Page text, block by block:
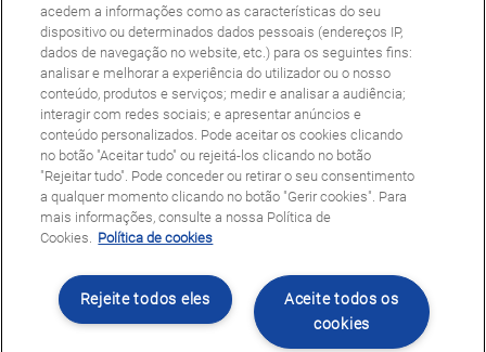
acedem a informações como as características do seu
dispositivo ou determinados dados pessoais (endereços IP,
dados de navegação no website, etc.) para os seguintes fins:
analisar e melhorar a experiência do utilizador ou o nosso
conteúdo, produtos e serviços; medir e analisar a audiência;
interagir com redes sociais; e apresentar anúncios e
conteúdo personalizados. Pode aceitar os cookies clicando
no botão "Aceitar tudo" ou rejeitá-los clicando no botão
"Rejeitar tudo". Pode conceder ou retirar o seu consentimento
a qualquer momento clicando no botão "Gerir cookies". Para
mais informações, consulte a nossa Política de
Cookies. Política de cookies
Aceite todos os
cookies
Rejeite todos eles